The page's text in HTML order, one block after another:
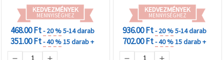
KEDVEZMÉNYEK
MENNYISÉGHEZ
468.00 Ft- 20 %5-14 darab
351.00 Ft- 40 %15 darab +
KEDVEZMÉNYEK
MENNYISÉGHEZ
936.00 Ft- 20 %5-14 darab
702.00 Ft- 40 %15 darab +